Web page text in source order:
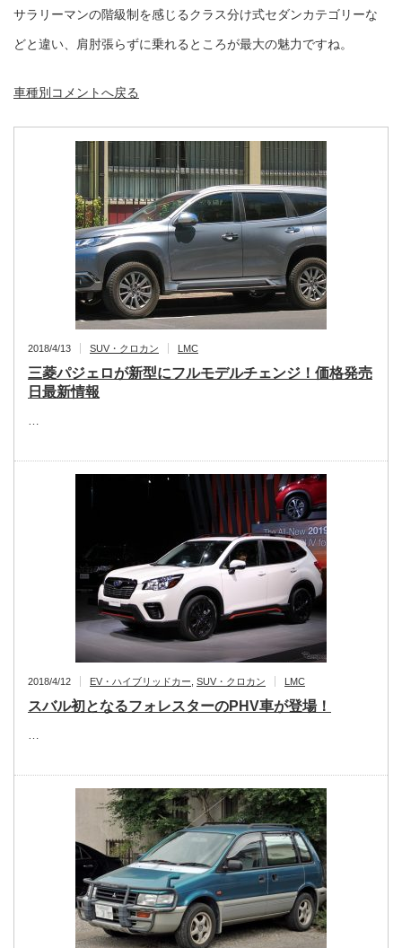
サラリーマンの階級制を感じるクラス分け式セダンカテゴリーな
どと違い、肩肘張らずに乗れるところが最大の魅力ですね。
車種別コメントへ戻る
2018/4/13 SUV・クロカン LMC
三菱パジェロが新型にフルモデルチェンジ！価格発売
日最新情報
2018/4/12 EV・ハイブリッドカー SUV・クロカン LMC
スバル初となるフォレスターのPHV車が登場！